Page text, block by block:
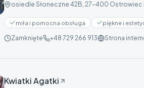
osiedle Słoneczne 42B, 27-400 Ostrowiec
miła i pomocna obsługa piękne i
Zamknięte +48 729 266 913 Strona
Kwiatki Agatki